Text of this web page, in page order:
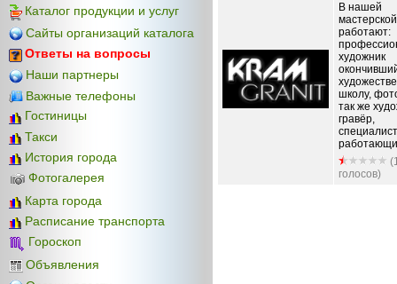
Каталог продукции и услуг
Сайты организаций каталога
Ответы на вопросы
Наши партнеры
Важные телефоны
Гостиницы
Такси
История города
Фотогалерея
Карта города
Расписание транспорта
Гороскоп
Объявления
В нашей
мастерской
работают:
художник
школу,
так же
гравёр,
голосов)